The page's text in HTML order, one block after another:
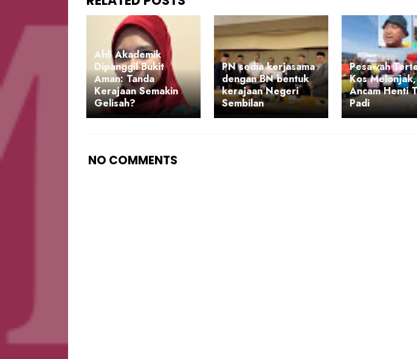
Ahli Akademik
Dipanggil Bukit
Aman: Tanda
Kerajaan Semakin
Gelisah?
PN sedia kerjasama
dengan BN bentuk
kerajaan Negeri
Sembilan
Pesawah
Kos Melonjak,
Ancam Henti
Padi
NO COMMENTS